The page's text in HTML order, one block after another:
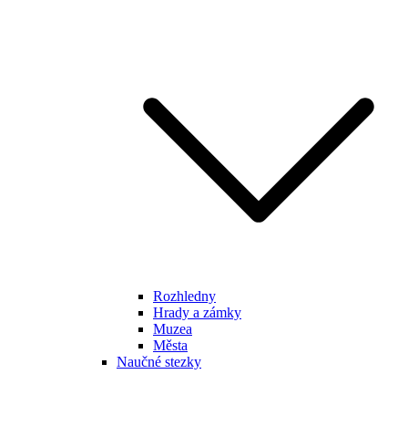
Rozhledny
Hrady a zámky
Muzea
Města
Naučné stezky